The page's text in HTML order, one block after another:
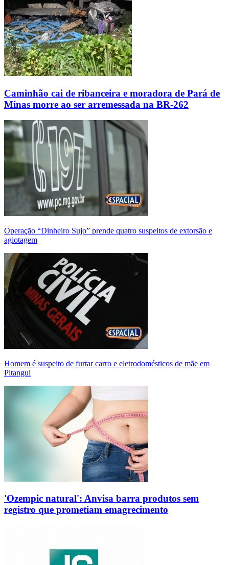
Caminhão cai de ribanceira e moradora de Pará de
Minas morre ao ser arremessada na BR-262
Operação “Dinheiro Sujo” prende quatro suspeitos de extorsão e
agiotagem
Homem é suspeito de furtar carro e eletrodomésticos de mãe em
Pitangui
'Ozempic natural': Anvisa barra produtos sem
registro que prometiam emagrecimento